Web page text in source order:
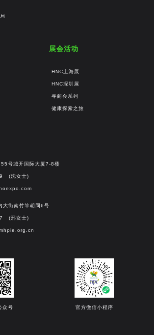
展会活动
HNC上海展
HNC深圳展
寻商会系列
健康探索之旅
号城开国际大厦7-8楼
(沈女士)
大街南竹竿胡同6号
(邢女士)
众号 官方微信小程序